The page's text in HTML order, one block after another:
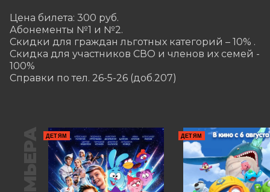
Цена билета: 300 руб.
Абонементы №1 и №2.
Скидки для граждан льготных категорий – 10% .
Скидка для участников СВО и членов их семей -
100%
Справки по тел. 26-5-26 (доб.207)
ДЕТЯМ ДЕТЯМ